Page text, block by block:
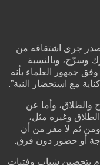
جرى اشتقاقه من
وسرّح، وبالنسبة
جمهور العلماء بأنه
مع استحضار النية”.
والطلاق، وأما عن
وغيره مثل،
ومن ثم لا مفر من أن
أو حضور دون فرق.
بتحصين شباب وفتيات